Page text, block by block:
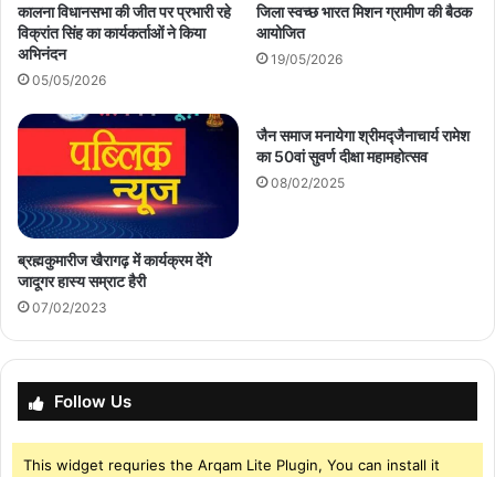
कालना विधानसभा की जीत पर प्रभारी रहे
विक्रांत सिंह का कार्यकर्ताओं ने किया
अभिनंदन
05/05/2026
जिला स्वच्छ भारत मिशन ग्रामीण की बैठक
आयोजित
19/05/2026
ब्रह्मकुमारीज खैरागढ़ में कार्यक्रम देंगे
जादूगर हास्य सम्राट हैरी
07/02/2023
जैन समाज मनायेगा श्रीमद्जैनाचार्य रामेश
का 50वां सुवर्ण दीक्षा महामहोत्सव
08/02/2025
Follow Us
This widget requries the Arqam Lite Plugin, You can install it